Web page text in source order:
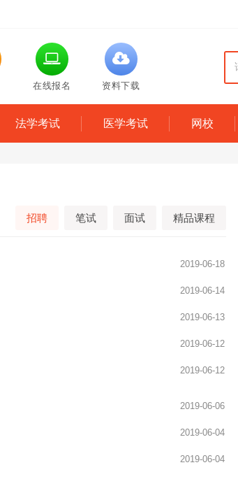
在线报名 资料下载
法学考试 医学考试 网校
招聘 笔试 面试 精品课程
2019-06-18
2019-06-14
2019-06-13
2019-06-12
2019-06-12
2019-06-06
2019-06-04
2019-06-04
2025新沂及徐州周边面试全真模考安排